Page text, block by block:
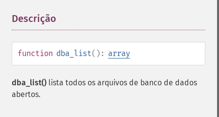
Descrição
function dba_list(): array
dba_list() lista todos os arquivos de banco de dados
abertos.